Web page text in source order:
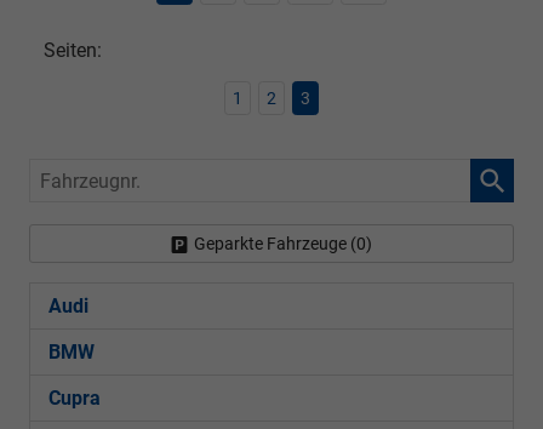
Seiten:
1 2 3
Fahrzeugnr.
Geparkte Fahrzeuge (0)
Audi
BMW
Cupra